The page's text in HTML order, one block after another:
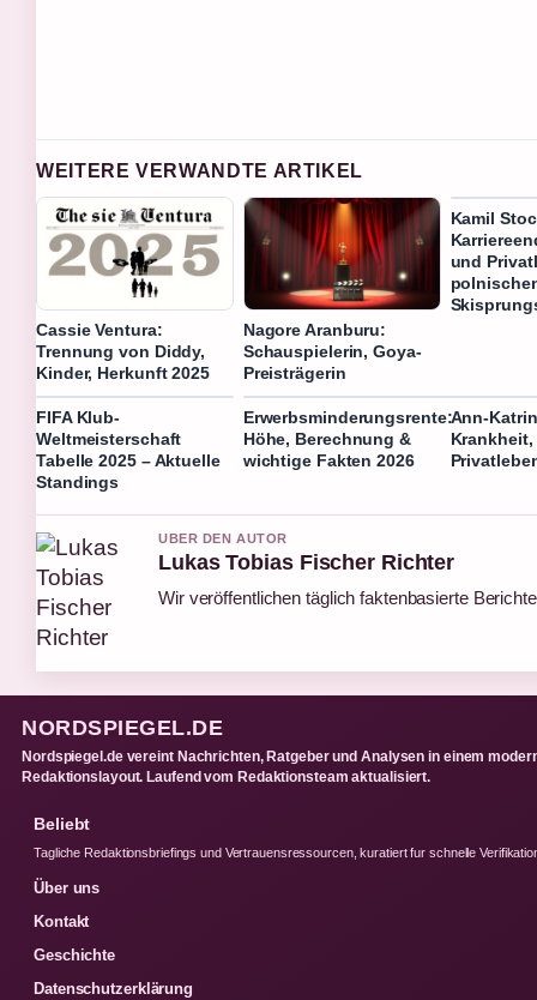
WEITERE VERWANDTE ARTIKEL
Cassie Ventura:
Trennung von Diddy,
Kinder, Herkunft 2025
Nagore Aranburu:
Schauspielerin, Goya-
Preisträgerin
Kamil
und
FIFA Klub-
Weltmeisterschaft
Tabelle 2025 – Aktuelle
Standings
Erwerbsminderungsrente:
Höhe, Berechnung &
wichtige Fakten 2026
Ann-
Krankheit,
UBER DEN AUTOR
Lukas Tobias Fischer Richter
Wir veröffentlichen täglich faktenbasierte
NORDSPIEGEL.DE
Nordspiegel.de vereint Nachrichten, Ratgeber und Analysen in einem
Redaktionslayout. Laufend vom Redaktionsteam aktualisiert.
Beliebt
Tagliche Redaktionsbriefings und Vertrauensressourcen, kuratiert fur schnelle
Über uns
Kontakt
Geschichte
Datenschutzerklärung